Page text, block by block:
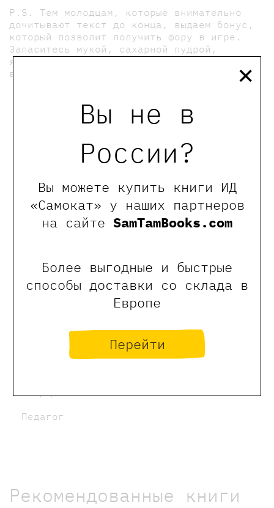
Вы не в
России?
Вы можете купить книги ИД
«Самокат» у наших партнеров
на сайте SamTamBooks.com
Более выгодные и быстрые
способы доставки со склада в
Европе
Перейти
×
P.S. Тем молодцам, которые внимательно
дочитывают текст до конца, выдаем бонус,
который позволит получить фору в игре.
Запаситесь мукой, сахарной пудрой,
яйцами, маслом, джемом и формочками для
выпечки тарталеток.
Отзывы
Оставить отзыв
Обращаем Ваше внимание, что отзывы могут
Криворотько Надежда
Педагог
Рекомендованные книги